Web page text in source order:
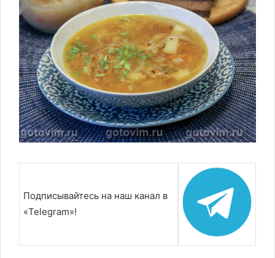
Подписывайтесь на наш канал в
«Telegram»!